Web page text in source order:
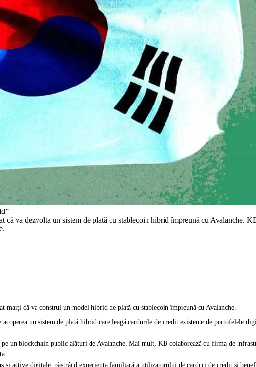
va dezvolta un sistem de plată cu stablecoin hibrid împreună cu Avalanche.
că va construi un model hibrid de plată cu stablecoin împreună cu Avalanche.
un sistem de plată hibrid care leagă cardurile de credit existente de portofelele
un blockchain public alături de Avalanche. Mai mult, KB colaborează cu firma de
active digitale, păstrând experiența familiară a utilizatorului de carduri de credit și